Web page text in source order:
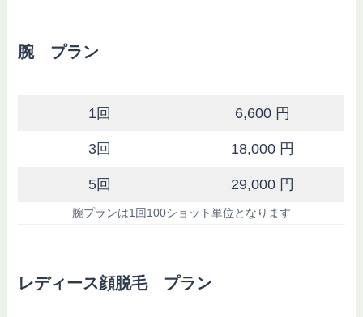
腕 プラン
1回 6,600 円
3回 18,000 円
5回 29,000 円
腕プランは1回100ショット単位となります
レディース顔脱毛 プラン